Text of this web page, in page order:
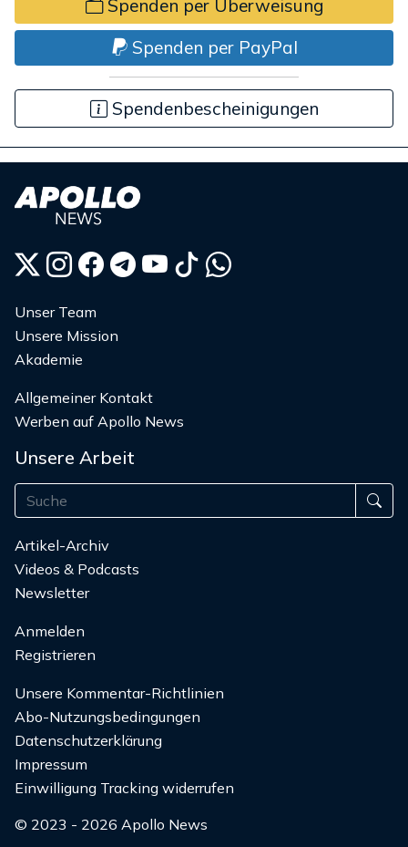
Spenden per Überweisung
Spenden per PayPal
Spendenbescheinigungen
Unser Team
Unsere Mission
Akademie
Allgemeiner Kontakt
Werben auf Apollo News
Unsere Arbeit
Artikel-Archiv
Videos & Podcasts
Newsletter
Anmelden
Registrieren
Unsere Kommentar-Richtlinien
Abo-Nutzungsbedingungen
Datenschutzerklärung
Impressum
Einwilligung Tracking widerrufen
© 2023 - 2026 Apollo News